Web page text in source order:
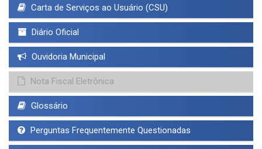
Carta de Serviços ao Usuário (CSU)
Diário Oficial
Ouvidoria Municipal
Nota Fiscal Eletrônica
Glossário
Perguntas Frequentemente Questionadas